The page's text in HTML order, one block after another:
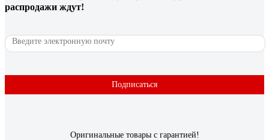
распродажи ждут!
Подписаться
Оригинальные товары с гарантией!